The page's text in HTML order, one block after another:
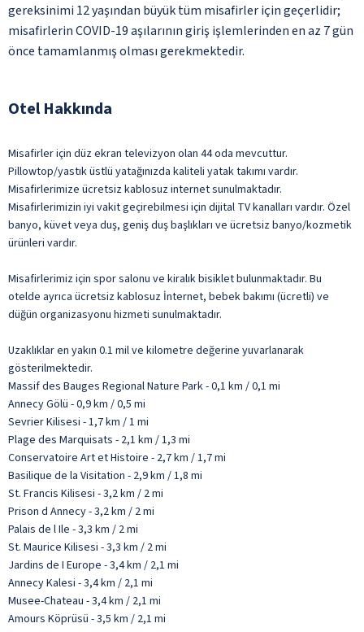
gereksinimi 12 yaşından büyük tüm misafirler için geçerlidir;
misafirlerin COVID-19 aşılarının giriş işlemlerinden en az 7 gün
önce tamamlanmış olması gerekmektedir.
Otel Hakkında
Misafirler için düz ekran televizyon olan 44 oda mevcuttur.
Pillowtop/yastık üstlü yatağınızda kaliteli yatak takımı vardır.
Misafirlerimize ücretsiz kablosuz internet sunulmaktadır.
Misafirlerimizin iyi vakit geçirebilmesi için dijital TV kanalları vardır. Özel
banyo, küvet veya duş, geniş duş başlıkları ve ücretsiz banyo/kozmetik
ürünleri vardır.
Misafirlerimiz için spor salonu ve kiralık bisiklet bulunmaktadır. Bu
otelde ayrıca ücretsiz kablosuz İnternet, bebek bakımı (ücretli) ve
düğün organizasyonu hizmeti sunulmaktadır.
Uzaklıklar en yakın 0.1 mil ve kilometre değerine yuvarlanarak
gösterilmektedir.
Massif des Bauges Regional Nature Park - 0,1 km / 0,1 mi
Annecy Gölü - 0,9 km / 0,5 mi
Sevrier Kilisesi - 1,7 km / 1 mi
Plage des Marquisats - 2,1 km / 1,3 mi
Conservatoire Art et Histoire - 2,7 km / 1,7 mi
Basilique de la Visitation - 2,9 km / 1,8 mi
St. Francis Kilisesi - 3,2 km / 2 mi
Prison d Annecy - 3,2 km / 2 mi
Palais de l Ile - 3,3 km / 2 mi
St. Maurice Kilisesi - 3,3 km / 2 mi
Jardins de I Europe - 3,4 km / 2,1 mi
Annecy Kalesi - 3,4 km / 2,1 mi
Musee-Chateau - 3,4 km / 2,1 mi
Amours Köprüsü - 3,5 km / 2,1 mi